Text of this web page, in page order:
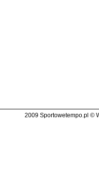
2009 Sportowetempo.pl ©